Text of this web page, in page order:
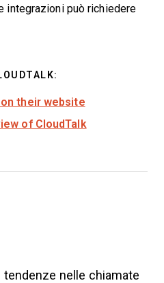
integrazioni può richiedere
their website
of CloudTalk
tendenze nelle chiamate